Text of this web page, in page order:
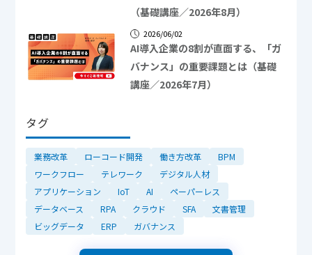
（基礎講座／2026年8月）
2026/06/02
AI導入企業の8割が直面する、「ガ
バナンス」の重要課題とは（基礎
講座／2026年7月）
タグ
業務改革 ローコード開発 働き方改革
BPM
ワークフロー
テレワーク
デジタル人材
アプリケーション
IoT AI
ペーパーレス
データベース
RPA クラウド SFA
文書管理
ビッグデータ
ERP ガバナンス